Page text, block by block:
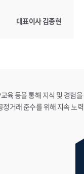
대표이사 김종현
육 등을 통해 지식 및 경험
거래 준수를 위해 지속 노